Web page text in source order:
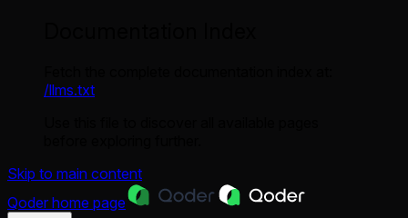
/llms.txt
Skip to main content
Qoder home page